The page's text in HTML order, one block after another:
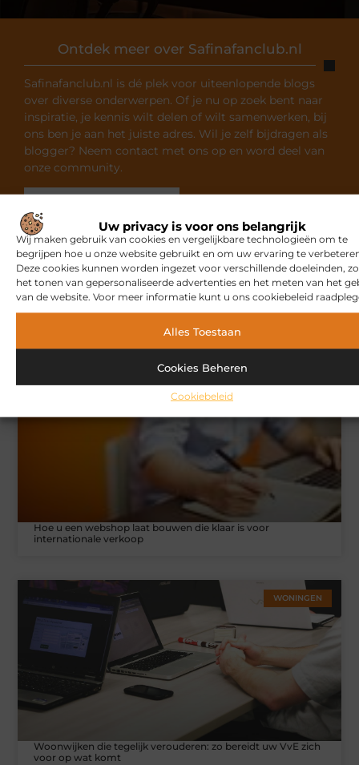
Uw privacy is voor ons belangrijk
Wij maken gebruik van cookies en vergelijkbare technologieën om te
begrijpen hoe u onze website gebruikt en om uw ervaring te
Deze cookies kunnen worden ingezet voor verschillende doeleinden,
het tonen van gepersonaliseerde advertenties en het meten van het
van de website. Voor meer informatie kunt u ons cookiebeleid
Alles Toestaan
Cookies Beheren
Cookiebeleid
Ontdek meer over Safinafanclub.nl
Safinafanclub.nl is dé plek voor uiteenlopende blogs
over diverse onderwerpen. Of je nu op zoek bent naar
inspiratie, je kennis wilt delen of wilt samenwerken, bij
ons ben je aan het juiste adres. Wil je zelf bijdragen als
blogger? Neem contact met ons op en word deel van
onze community.
Gerelateerde artikelendie u
mogelijk interesseren
Hoe u een webshop laat bouwen die klaar is voor
internationale verkoop
WONINGEN
Woonwijken die tegelijk verouderen: zo bereidt uw VvE zich
voor op wat komt